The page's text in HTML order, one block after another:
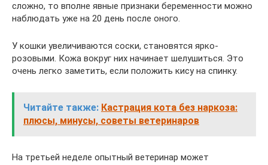
сложно, то вполне явные признаки беременности можно
наблюдать уже на 20 день после оного.
У кошки увеличиваются соски, становятся ярко-
розовыми. Кожа вокруг них начинает шелушиться. Это
очень легко заметить, если положить кису на спинку.
Читайте также: Кастрация кота без наркоза:
плюсы, минусы, советы ветеринаров
На третьей неделе опытный ветеринар может